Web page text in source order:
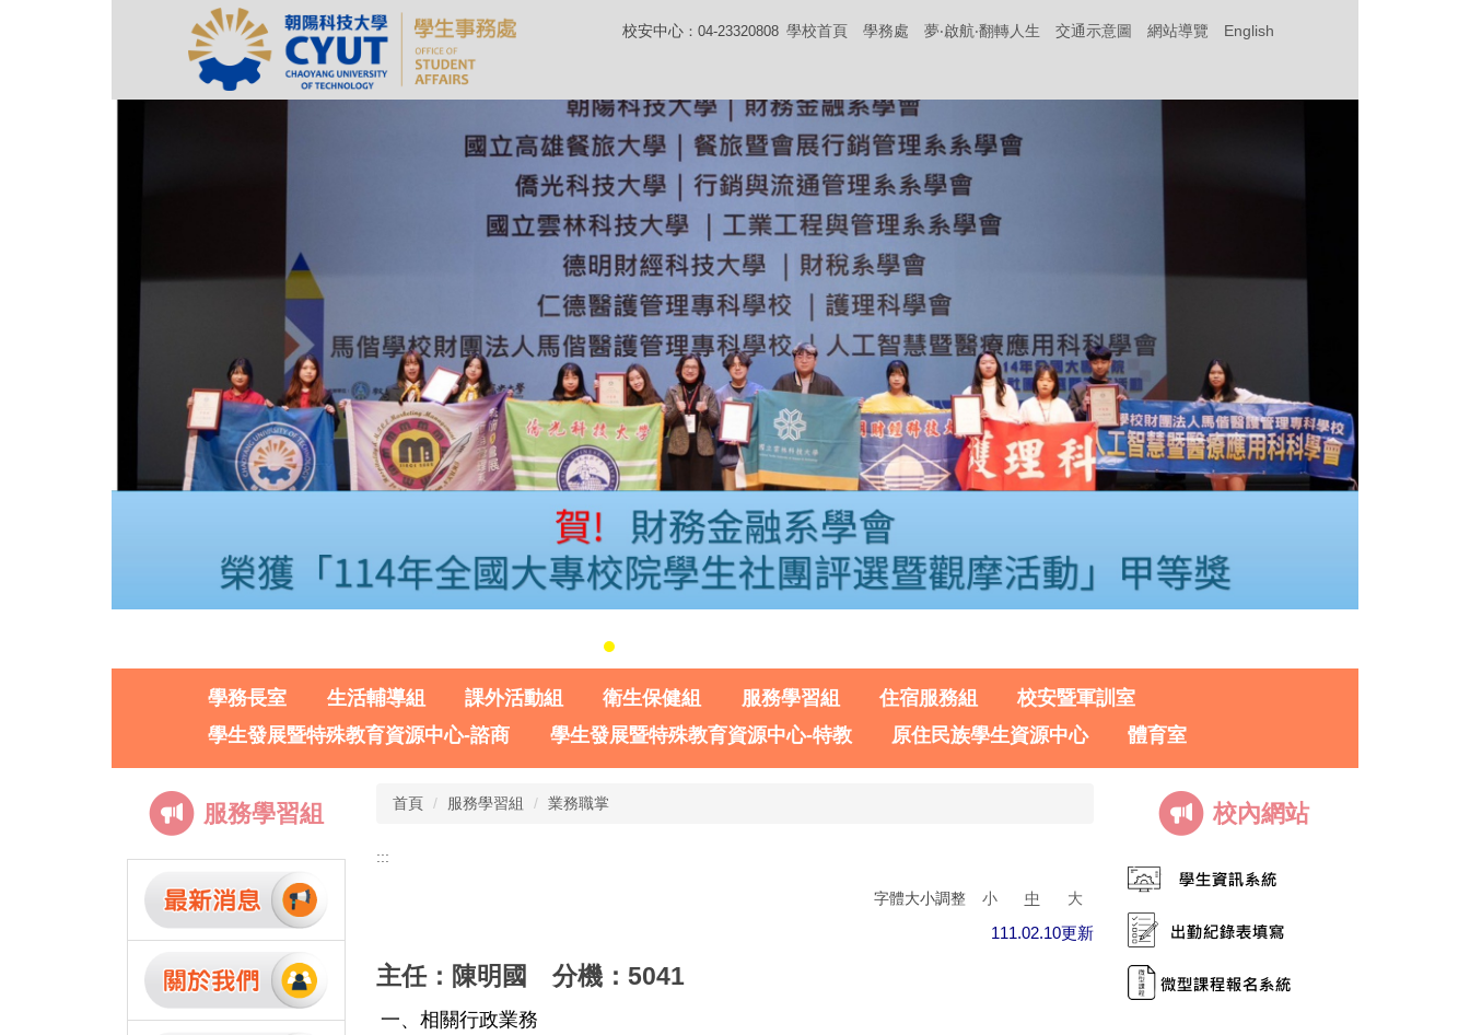
校安中心 ：04-23320808 學校首頁 學務處 夢‧啟航‧翻轉人生 交通示意圖 網站導覽 English
學務長室 生活輔導組 課外活動組 衛生保健組 服務學習組 住宿服務組
校安暨軍訓室
學生發展暨特殊教育資源中心-諮商
學生發展暨特殊教育資源中心-特教 原住民族學生資源中心 體育室
服務學習組 首頁 服務學習組 業務職掌
:::
字體大小調整 小 中 大
111.02.10更新
主任：陳明國 分機：5041
一、相關行政業務
校內網站